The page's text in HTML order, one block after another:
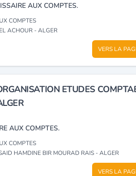
AUX COMPTES.
COMPTES
ACHOUR - ALGER
VERS LA
ETUDES
AUX COMPTES.
COMPTES
HAMDINE BIR MOURAD RAIS - ALGER
VERS LA